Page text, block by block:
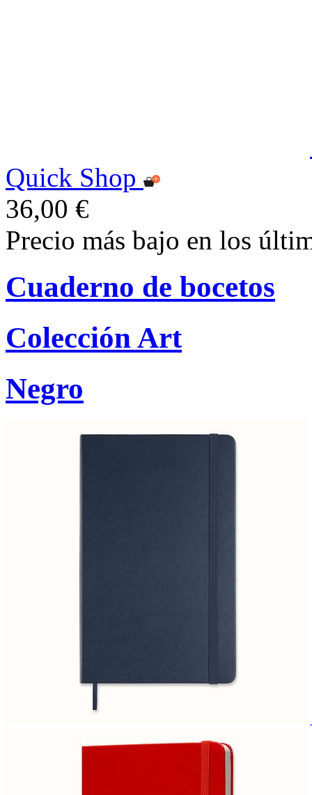
Quick Shop
36,00 €
Precio más bajo en los
Cuaderno de bocetos
Colección Art
Negro